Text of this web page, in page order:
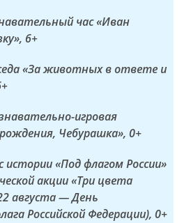
час «Иван
, 6+
«За животных в ответе и
игровая
Чебурашка», 0+
истории «Под флагом России»
акции «Три цвета
августа — День
Российской Федерации), 0+